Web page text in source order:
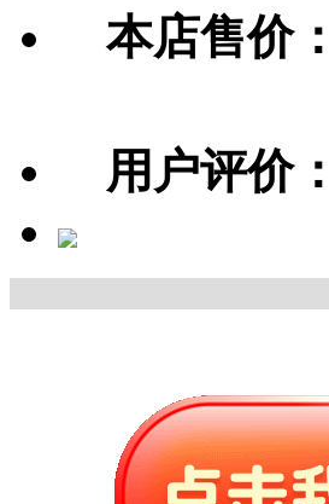
本店售价：
用户评价：